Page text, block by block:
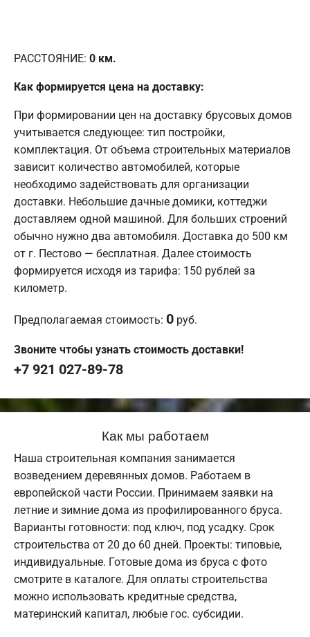
РАССТОЯНИЕ: 0 км.
Как формируется цена на доставку:
При формировании цен на доставку брусовых домов
учитывается следующее: тип постройки,
комплектация. От объема строительных материалов
зависит количество автомобилей, которые
необходимо задействовать для организации
доставки. Небольшие дачные домики, коттеджи
доставляем одной машиной. Для больших строений
обычно нужно два автомобиля. Доставка до 500 км
от г. Пестово — бесплатная. Далее стоимость
формируется исходя из тарифа: 150 рублей за
километр.
Предполагаемая стоимость: 0 руб.
Звоните чтобы узнать стоимость доставки!
+7 921 027-89-78
Как мы работаем
Наша строительная компания занимается
возведением деревянных домов. Работаем в
европейской части России. Принимаем заявки на
летние и зимние дома из профилированного бруса.
Варианты готовности: под ключ, под усадку. Срок
строительства от 20 до 60 дней. Проекты: типовые,
индивидуальные. Готовые дома из бруса с фото
смотрите в каталоге. Для оплаты строительства
можно использовать кредитные средства,
материнский капитал, любые гос. субсидии.